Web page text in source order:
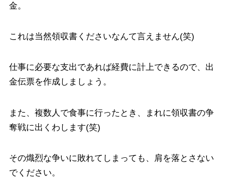
金。
これは当然領収書くださいなんて言えません(笑)
仕事に必要な支出であれば経費に計上できるので、出
金伝票を作成しましょう。
また、複数人で食事に行ったとき、まれに領収書の争
奪戦に出くわします(笑)
その熾烈な争いに敗れてしまっても、肩を落とさない
でください。